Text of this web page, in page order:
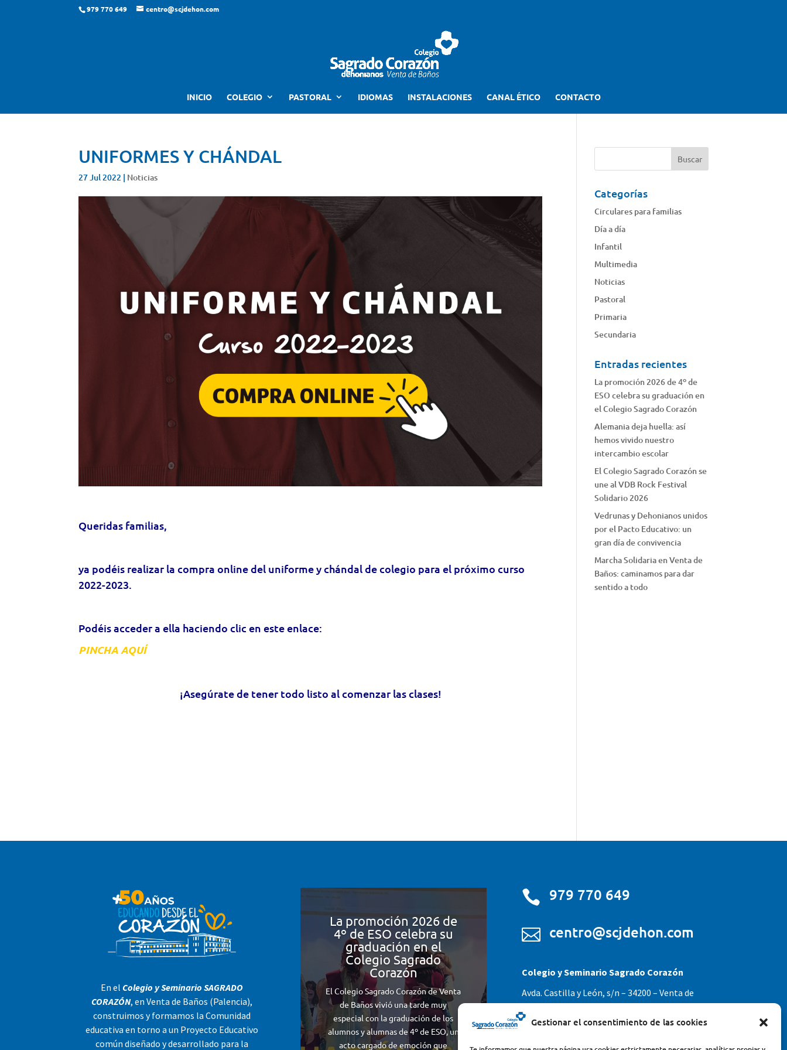
Gestionar el consentimiento de las cookies
979 770 649 centro@scjdehon.com
INICIO COLEGIO PASTORAL IDIOMAS INSTALACIONES CANAL ÉTICO CONTACTO
UNIFORMES Y CHÁNDAL
27 Jul 2022 | Noticias
Queridas familias,
ya podéis realizar la compra online del uniforme y chándal de colegio para el próximo curso
2022-2023.
Podéis acceder a ella haciendo clic en este enlace:
PINCHA AQUÍ
¡Asegúrate de tener todo listo al comenzar las clases!
Categorías
Circulares para familias
Día a día
Infantil
Multimedia
Noticias
Pastoral
Primaria
Secundaria
Entradas recientes
La promoción 2026 de 4º de
ESO celebra su graduación en
el Colegio Sagrado Corazón
Alemania deja huella: así
hemos vivido nuestro
intercambio escolar
El Colegio Sagrado Corazón se
une al VDB Rock Festival
Solidario 2026
Vedrunas y Dehonianos unidos
por el Pacto Educativo: un
gran día de convivencia
Marcha Solidaria en Venta de
Baños: caminamos para dar
sentido a todo
En el Colegio y Seminario SAGRADO
CORAZÓN, en Venta de Baños (Palencia),
construimos y formamos la Comunidad
educativa en torno a un Proyecto Educativo
común diseñado y desarrollado para la
La promoción 2026 de
4º de ESO celebra su
graduación en el
Colegio Sagrado
Corazón
El Colegio Sagrado Corazón de Venta
de Baños vivió una tarde muy
especial con la graduación de los
alumnos y alumnas de 4º de ESO, un
acto cargado de emoción que
 979 770 649
 centro@scjdehon.com
Colegio y Seminario Sagrado Corazón
Avda. Castilla y León, s/n – 34200 – Venta de
Baños (Palencia) – Teléfono 979770649